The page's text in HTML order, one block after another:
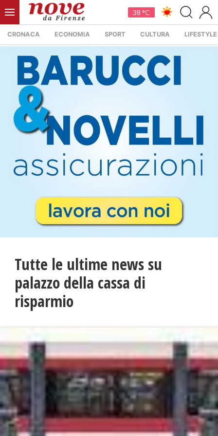
38 °C
CRONACA ECONOMIA SPORT CULTURA LIFESTYLE
Tutte le ultime news su
palazzo della cassa di
risparmio